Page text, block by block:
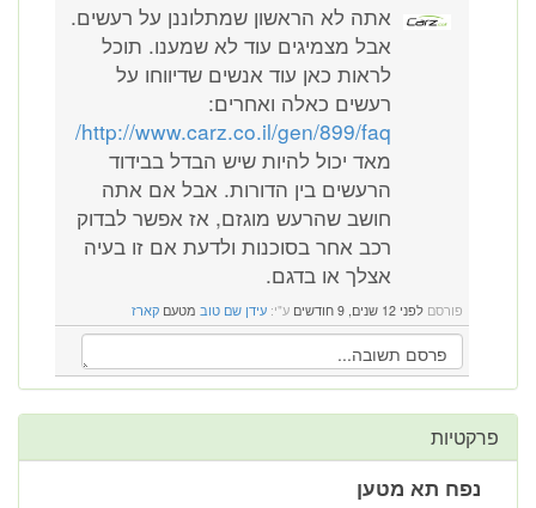
אתה לא הראשון שמתלוננן על רעשים.
אבל מצמיגים עוד לא שמענו. תוכל
לראות כאן עוד אנשים שדיווחו על
רעשים כאלה ואחרים:
http://www.carz.co.il/gen/899/faq/
מאד יכול להיות שיש הבדל בבידוד
הרעשים בין הדורות. אבל אם אתה
חושב שהרעש מוגזם, אז אפשר לבדוק
רכב אחר בסוכנות ולדעת אם זו בעיה
אצלך או בדגם.
פורסם לפני 12 שנים, 9 חודשים ע"י: עידן שם טוב מטעם קארז
פרקטיות
נפח תא מטען